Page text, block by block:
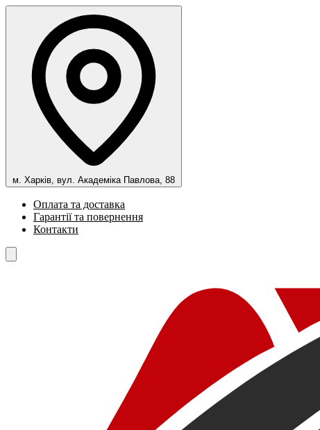
м. Харків, вул. Академіка Павлова, 88
Оплата та доставка
Гарантії та повернення
Контакти